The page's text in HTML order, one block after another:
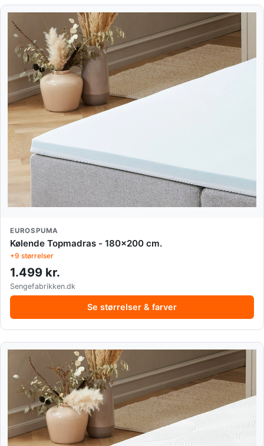
EUROSPUMA
Kølende Topmadras - 180x200 cm.
+9 størrelser
1.499 kr.
Sengefabrikken.dk
Se størrelser & farver